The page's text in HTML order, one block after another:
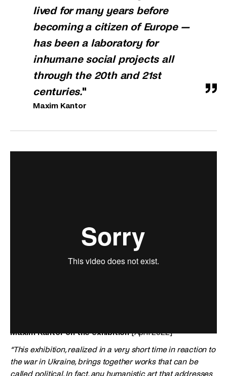
lived for many years before
becoming a citizen of Europe —
has been a laboratory for
inhumane social projects all
through the 20th and 21st
centuries."
Maxim Kantor
Maxim Kantor on the exhibition[April 2022]
“This exhibition, realized in a very short time in reaction to
the war in Ukraine, brings together works that can be
called political. In fact, any humanistic art that addresses